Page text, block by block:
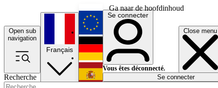
Ga naar de hoofdinhoud
Open sub
navigation
Close menu
Recherche
Français
English
Deutsch
Español
Se connecter
Vous êtes déconnecté.
Se connecter